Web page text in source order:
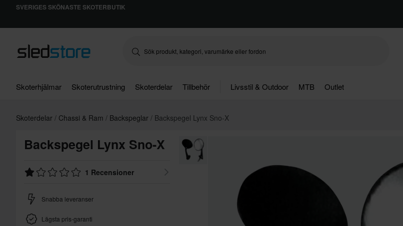
SVERIGES SKÖNASTE SKOTERBUTIK
Skoterhjälmar Skoterutrustning Skoterdelar Tillbehör Livsstil & Outdoor MTB Outlet
Skoterdelar Chassi & Ram Backspeglar Backspegel Lynx Sno-X
Backspegel Lynx Sno-X
1 Recensioner
Snabba leveranser
Lägsta pris-garanti